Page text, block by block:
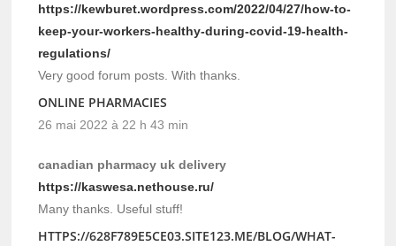
https://kewburet.wordpress.com/2022/04/27/how-to-
keep-your-workers-healthy-during-covid-19-health-
regulations/
Very good forum posts. With thanks.
ONLINE PHARMACIES
26 mai 2022 à 22 h 43 min
canadian pharmacy uk delivery
https://kaswesa.nethouse.ru/
Many thanks. Useful stuff!
HTTPS://628F789E5CE03.SITE123.ME/BLOG/WHAT-